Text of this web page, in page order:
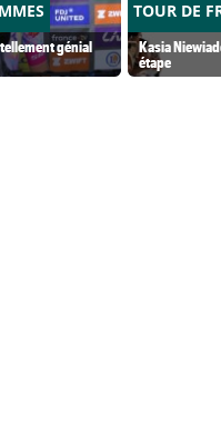
génial
TOUR DE
Kasia
étape